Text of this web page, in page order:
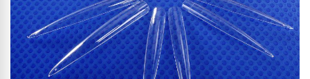
Weihnachtsmarkt anzeigen
Gel anzeigen